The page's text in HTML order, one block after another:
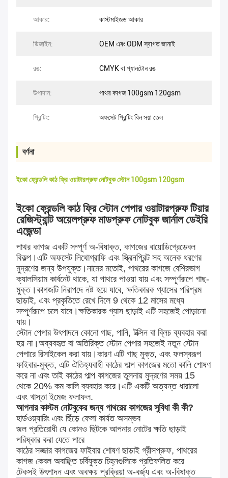
আকার: কাস্টমাইজড আকার
ডিজাইন: OEM এবং ODM স্বাগত জানাই
রঙ: CMYK বা প্যানটোন রঙ
উপাদান: পাথর কাগজ 100gsm 120gsm
প্রিন্টিং: অফসেট প্রিন্টিং বিন সয়া তেল
বর্ণনা
ইকো ফ্রেন্ডলি কাঠ ফ্রি ওয়াটারপ্রুফ নোটবুক স্টোন 100gsm 120gsm
ইকো ফ্রেন্ডলি কাঠ ফ্রি স্টোন পেপার ওয়াটারপ্রুফ টিয়ার
রেজিস্ট্যান্ট অয়েলপ্রুফ মাডপ্রুফ নোটবুক জার্নাল ডেইরি
এজেন্ডা
পাথর কাগজ একটি সম্পূর্ণ অ-বিষাক্ত, কাগজের বায়োডিগ্রেডেবল
বিকল্প।এটি অফসেট লিথোগ্রাফি এবং স্ক্রিনপ্রিন্ট সহ অনেক ধরণের
মুদ্রণের জন্য উপযুক্ত।নামের মতোই, পাথরের কাগজে বেশিরভাগ
ক্যালসিয়াম কার্বনেট থাকে, যা পাথরে পাওয়া যায় এবং সম্পূর্ণরূপে গাছ-
মুক্ত।কাগজটি নিরাপদে নষ্ট হয়ে যাবে, ক্ষতিকারক গ্যাসের পরিশ্রম
ছাড়াই, এবং প্রকৃতিতে রেখে দিলে 9 থেকে 12 মাসের মধ্যে
সম্পূর্ণরূপে চলে যাবে।ক্ষতিকারক গ্যাস ছাড়াই এটি সহজেই পোড়ানো
যায়।
স্টোন পেপার উৎপাদনে কোনো গাছ, পানি, টক্সিন বা ব্লিচ ব্যবহার করা
হয় না।অব্যবহৃত বা অতিরিক্ত স্টোন পেপার সহজেই নতুন স্টোন
পেপারে রিসাইকেল করা যায়।কারণ এটি গাছ মুক্ত, এবং ফলস্বরূপ
ফাইবার-মুক্ত, এটি ঐতিহ্যবাহী কাঠের পাল্প কাগজের মতো কালি শোষণ
করে না এবং তাই কাঠের পাল্প কাগজের তুলনায় মুদ্রণের সময় 15
থেকে 20% কম কালি ব্যবহার করে।এটি একটি অত্যন্ত ধারালো
এবং খাস্তা ইমেজ ফলাফল.
আপনার কাস্টম নোটবুকের জন্য পাথরের কাগজের সুবিধা কী কী?
হার্ডওয়্যারিং এবং ছিঁড়ে ফেলা কার্যত অসম্ভব
জল প্রতিরোধী যে কোনও ছিটকে আপনার নোটের ক্ষতি ছাড়াই
পরিষ্কার করা যেতে পারে
কাঠের সজ্জার কাগজের ফাইবার শোষণ ছাড়াই গ্রীসপ্রুফ, পাথরের
কাগজ কেবল অবাঞ্ছিত চর্বিযুক্ত চিহ্নগুলিকে প্রতিফলিত করে
টেকসই উৎপাদন এবং অবক্ষয় প্রক্রিয়া অ-বর্জ্য এবং অ-বিষাক্ত